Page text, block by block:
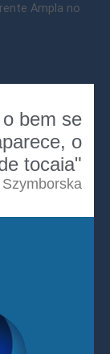
Ampla no
bem se
o
tocaia"
Szymborska